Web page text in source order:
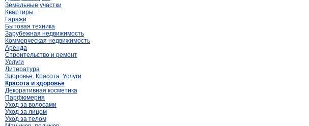
Земельные участки
Квартиры
Гаражи
Бытовая техника
Зарубежная недвижимость
Коммерческая недвижимость
Аренда
Строительство и ремонт
Услуги
Литература
Здоровье. Красота. Услуги
Красота и здоровье
Декоративная косметика
Парфюмерия
Уход за волосами
Уход за лицом
Уход за телом